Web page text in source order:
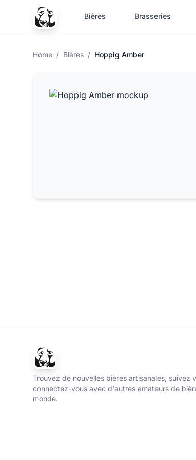
Bières Brasseries
Home / Bières / Hoppig Amber
Trouvez de nouvelles bières artisanales, suivez
connectez-vous avec d'autres amateurs de
monde.